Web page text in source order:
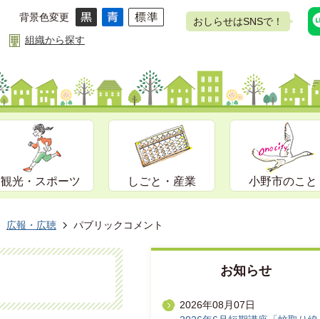
背景色変更
組織から探す
おしらせはSNSで！
観光・スポーツ しごと・産業 小野市のこと
広報・広聴 パブリックコメント
お知らせ
2026年08月07日